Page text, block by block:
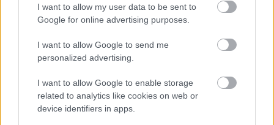
I want to allow my user data to be sent to
Google for online advertising purposes.
I want to allow Google to send me
personalized advertising.
I want to allow Google to enable storage
related to analytics like cookies on web or
device identifiers in apps.